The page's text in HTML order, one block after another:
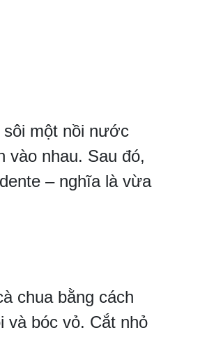
một nồi nước
vào nhau. Sau đó,
– nghĩa là vừa
chua bằng cách
và bóc vỏ. Cắt nhỏ